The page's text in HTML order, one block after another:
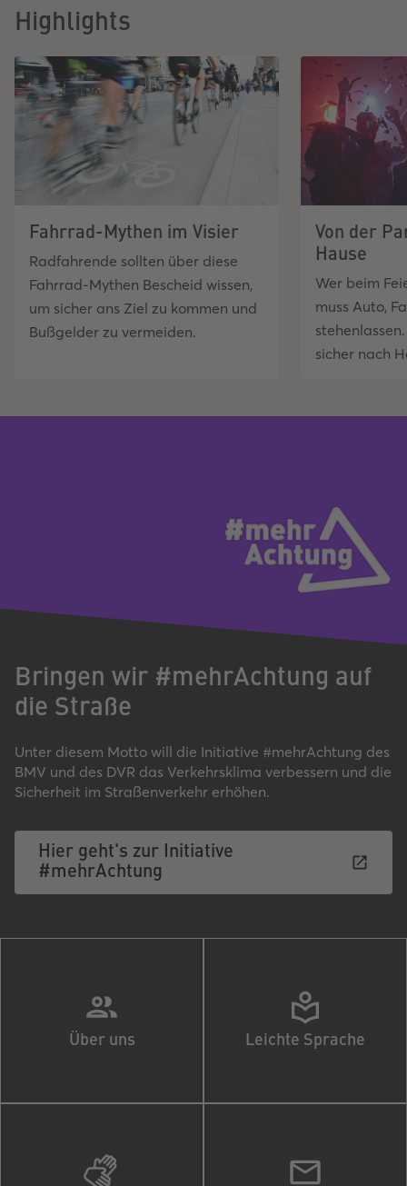
Highlights
Fahrrad-Mythen im Visier
Radfahrende sollten über diese
Fahrrad-Mythen Bescheid wissen,
um sicher ans Ziel zu kommen und
Bußgelder zu vermeiden.
Von der
Hause
Wer beim
muss Auto,
sicher nach
Bringen wir #mehrAchtung auf
die Straße
Unter diesem Motto will die Initiative #mehrAchtung des
BMV und des DVR das Verkehrsklima verbessern und die
Sicherheit im Straßenverkehr erhöhen.
Hier geht's zur Initiative
#mehrAchtung
Über uns Leichte Sprache